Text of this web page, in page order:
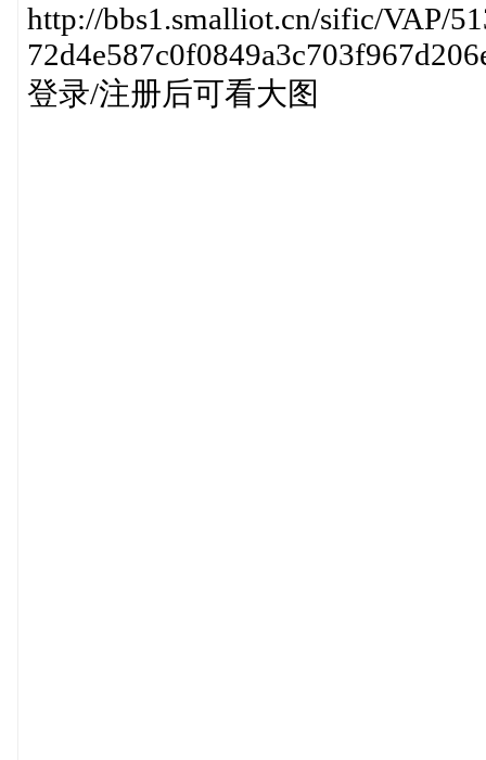
http://bbs1.smalliot.cn/sific/VAP/
登录/注册后可看大图